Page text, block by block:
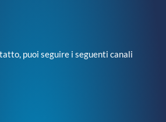
puoi seguire i seguenti canali